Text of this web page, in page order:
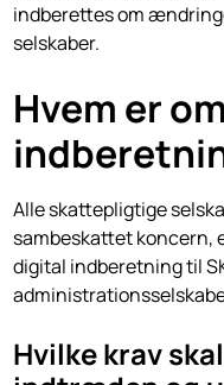
indberettes om
selskaber.
Hvem er
Alle skattepligtige
sambeskattet koncern,
digital indberetning til
Hvilke krav